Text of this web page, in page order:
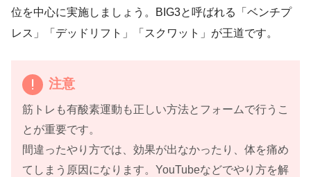
位を中心に実施しましょう。BIG3と呼ばれる「ベンチプ
レス」「デッドリフト」「スクワット」が王道です。
注意
筋トレも有酸素運動も正しい方法とフォームで行うこ
とが重要です。
間違ったやり方では、効果が出なかったり、体を痛め
てしまう原因になります。YouTubeなどでやり方を解